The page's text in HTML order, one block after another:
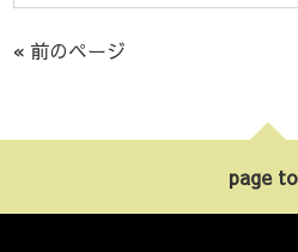
« 前のページ
page